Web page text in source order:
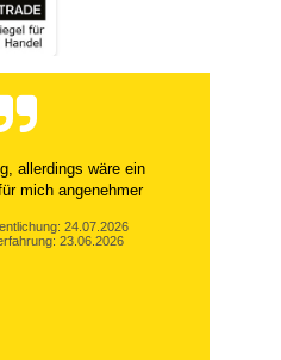
allerdings wäre ein
mich angenehmer
24.07.2026
23.06.2026